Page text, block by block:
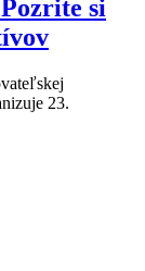
si
23.